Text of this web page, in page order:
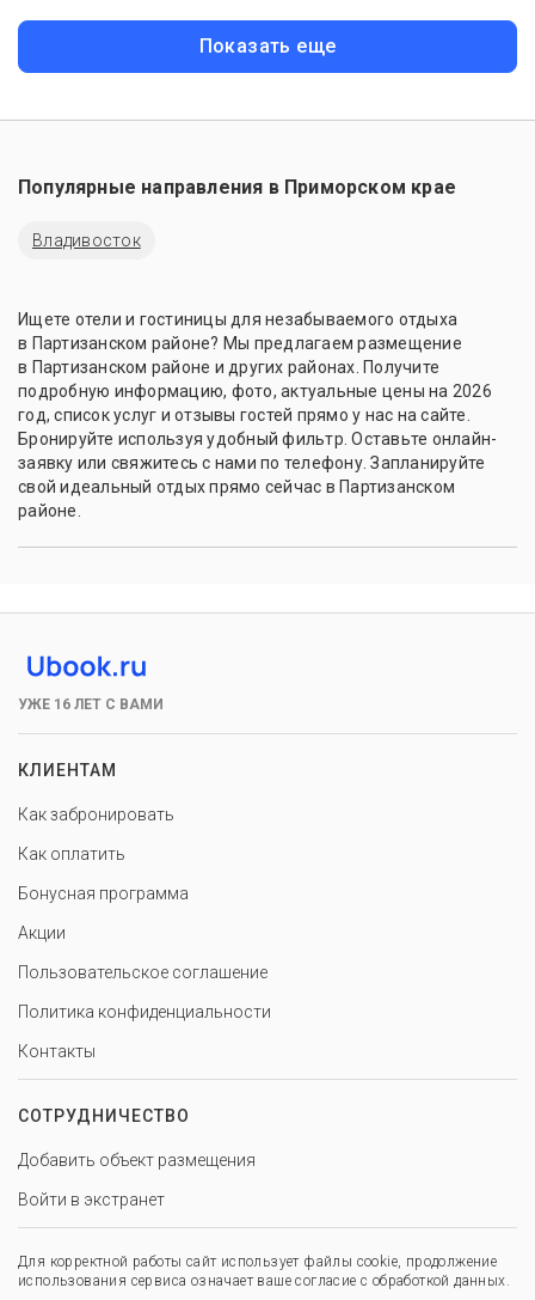
Показать еще
Популярные направления в Приморском крае
Владивосток
Ищете отели и гостиницы для незабываемого отдыха
в Партизанском районе? Мы предлагаем размещение
в Партизанском районе и других районах. Получите
подробную информацию, фото, актуальные цены на 2026
год, список услуг и отзывы гостей прямо у нас на сайте.
Бронируйте используя удобный фильтр. Оставьте онлайн-
заявку или свяжитесь с нами по телефону. Запланируйте
свой идеальный отдых прямо сейчас в Партизанском
районе.
УЖЕ 16 ЛЕТ С ВАМИ
КЛИЕНТАМ
Как забронировать
Как оплатить
Бонусная программа
Акции
Пользовательское соглашение
Политика конфиденциальности
Контакты
СОТРУДНИЧЕСТВО
Добавить объект размещения
Войти в экстранет
Для корректной работы сайт использует файлы cookie, продолжение
использования сервиса означает ваше согласие с обработкой данных.